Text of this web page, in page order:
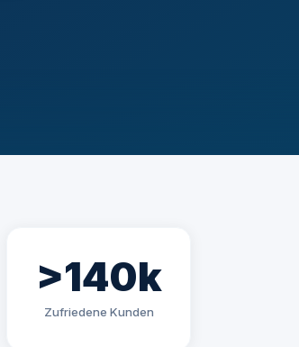
>140k
Zufriedene Kunden